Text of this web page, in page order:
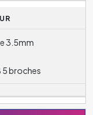
3.5mm
5 broches